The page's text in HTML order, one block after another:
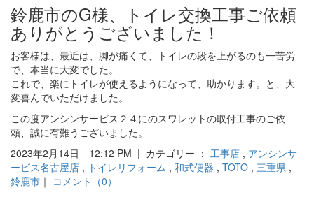
鈴鹿市のG様、トイレ交換工事ご依頼
ありがとうございました！
お客様は、最近は、脚が痛くて、トイレの段を上がるのも一苦労
で、本当に大変でした。
これで、楽にトイレが使えるようになって、助かります。と、大
変喜んでいただけました。
この度アンシンサービス２４にのスワレットの取付工事のご依
頼、誠に有難うございました。
2023年2月14日 12:12 PM | カテゴリー ： 工事店 , アンシンサ
ービス名古屋店 , トイレリフォーム , 和式便器 , TOTO , 三重県 ,
鈴鹿市 ｜ コメント（0）